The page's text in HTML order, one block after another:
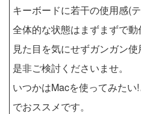
キーボードに若干の使用感(
全体的な状態はまずまずで動
見た目を気にせずガンガン使
是非ご検討くださいませ。
いつかはMacを使ってみた
でおススメです。